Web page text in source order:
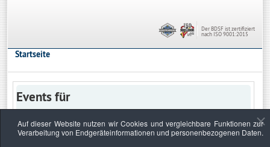
Der BDSF ist zertifiziert
nach ISO 9001:2015
Startseite
Events für
Auf dieser Website nutzen wir Cookies und vergleichbare Funktionen zur
Verarbeitung von Endgeräteinformationen und personenbezogenen Daten.